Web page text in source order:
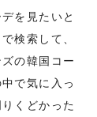
を見たいと
検索して、
の韓国コー
で気に入っ
くどかった